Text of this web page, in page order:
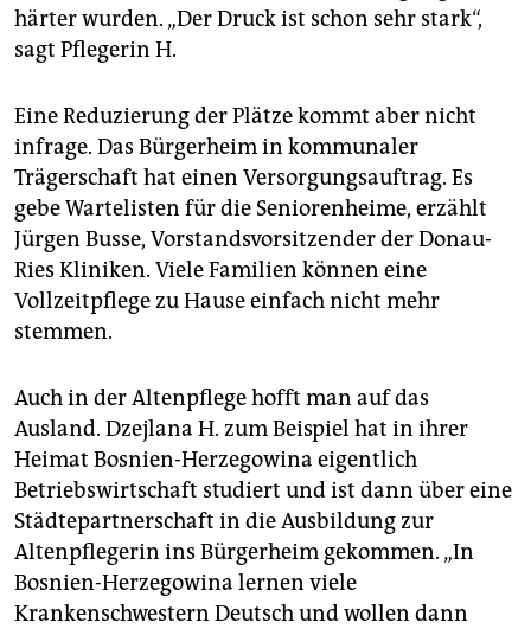
härter wurden. „Der Druck ist schon sehr stark“,
sagt Pflegerin H.
Eine Reduzierung der Plätze kommt aber nicht
infrage. Das Bürgerheim in kommunaler
Trägerschaft hat einen Versorgungsauftrag. Es
gebe Wartelisten für die Seniorenheime, erzählt
Jürgen Busse, Vorstandsvorsitzender der Donau-
Ries Kliniken. Viele Familien können eine
Vollzeitpflege zu Hause einfach nicht mehr
stemmen.
Auch in der Altenpflege hofft man auf das
Ausland. Dzejlana H. zum Beispiel hat in ihrer
Heimat Bosnien-Herzegowina eigentlich
Betriebswirtschaft studiert und ist dann über eine
Städtepartnerschaft in die Ausbildung zur
Altenpflegerin ins Bürgerheim gekommen. „In
Bosnien-Herzegowina lernen viele
Krankenschwestern Deutsch und wollen dann